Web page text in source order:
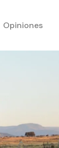
Opiniones